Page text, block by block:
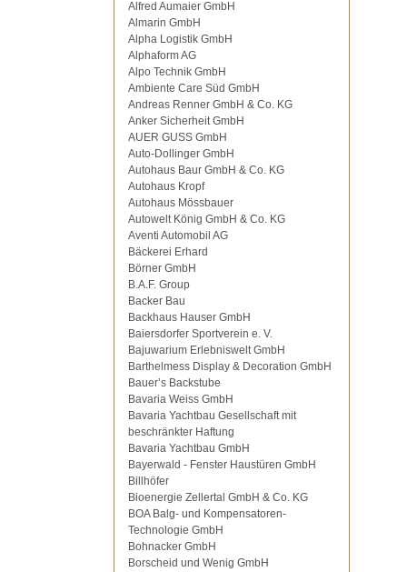
Alfred Aumaier GmbH
Almarin GmbH
Alpha Logistik GmbH
Alphaform AG
Alpo Technik GmbH
Ambiente Care Süd GmbH
Andreas Renner GmbH & Co. KG
Anker Sicherheit GmbH
AUER GUSS GmbH
Auto-Dollinger GmbH
Autohaus Baur GmbH & Co. KG
Autohaus Kropf
Autohaus Mössbauer
Autowelt König GmbH & Co. KG
Aventi Automobil AG
Bäckerei Erhard
Börner GmbH
B.A.F. Group
Backer Bau
Backhaus Hauser GmbH
Baiersdorfer Sportverein e. V.
Bajuwarium Erlebniswelt GmbH
Barthelmess Display & Decoration GmbH
Bauer’s Backstube
Bavaria Weiss GmbH
Bavaria Yachtbau Gesellschaft mit
beschränkter Haftung
Bavaria Yachtbau GmbH
Bayerwald - Fenster Haustüren GmbH
Billhöfer
Bioenergie Zellertal GmbH & Co. KG
BOA Balg- und Kompensatoren-
Technologie GmbH
Bohnacker GmbH
Borscheid und Wenig GmbH